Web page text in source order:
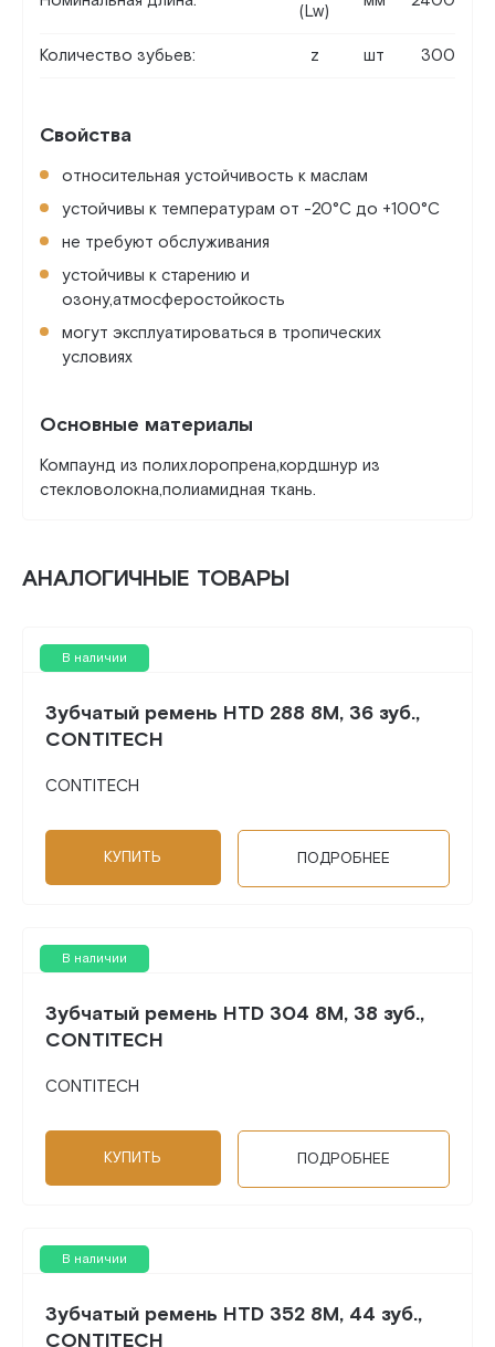
(Lw)
Количество зубьев: z шт 300
Свойства
относительная устойчивость к маслам
устойчивы к температурам от -20°C до +100°C
не требуют обслуживания
устойчивы к старению и
озону,атмосферостойкость
могут эксплуатироваться в тропических
условиях
Основные материалы
Компаунд из полихлоропрена,кордшнур из
стекловолокна,полиамидная ткань.
АНАЛОГИЧНЫЕ ТОВАРЫ
В наличии
Зубчатый ремень HTD 288 8M, 36 зуб.,
CONTITECH
CONTITECH
КУПИТЬ ПОДРОБНЕЕ
В наличии
Зубчатый ремень HTD 304 8M, 38 зуб.,
CONTITECH
CONTITECH
КУПИТЬ ПОДРОБНЕЕ
В наличии
Зубчатый ремень HTD 352 8M, 44 зуб.,
CONTITECH